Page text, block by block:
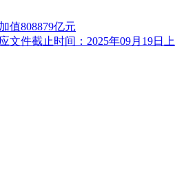
值808879亿元
文件截止时间：2025年09月19日上